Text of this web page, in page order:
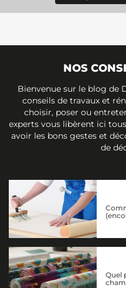
NOS
Bienvenue sur le blog de
conseils de travaux et
choisir, poser ou
experts vous libèrent ici
avoir les bons gestes et
de
Quel